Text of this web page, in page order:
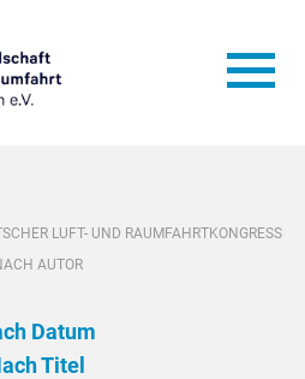
LUFT- UND RAUMFAHRTKONGRESS
AUTOR
Datum
Titel